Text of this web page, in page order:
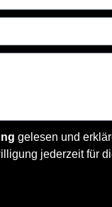
gelesen und
jederzeit für